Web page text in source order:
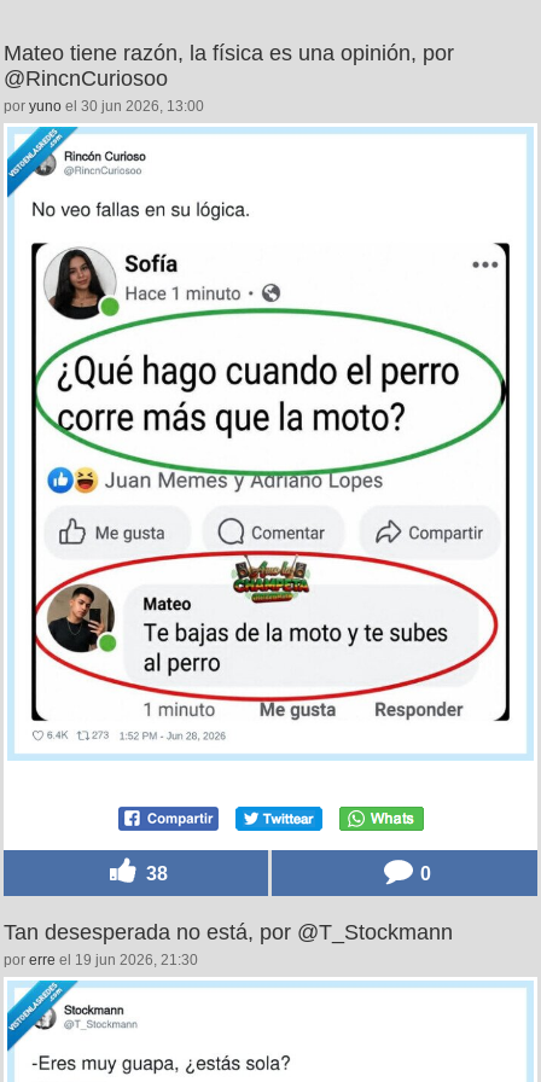
Mateo tiene razón, la física es una opinión, por
@RincnCuriosoo
por yuno el 30 jun 2026, 13:00
38 0
Tan desesperada no está, por @T_Stockmann
por erre el 19 jun 2026, 21:30